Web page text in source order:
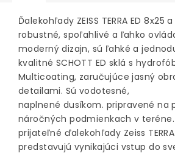
Ďalekohľady ZEISS TERRA ED 8x25
robustné, spoľahlivé a ľahko
moderný dizajn, sú ľahké a
kvalitné SCHOTT ED sklá s
Multicoating, zaručujúce jasný
detailami. Sú vodotesné,
naplnené dusíkom. pripravené na
náročných podmienkach v
prijateľné ďalekohľady Zeiss
predstavujú vynikajúci vstup do